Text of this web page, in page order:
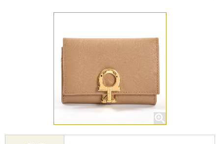
よくあるご質問
お買物
質預かり